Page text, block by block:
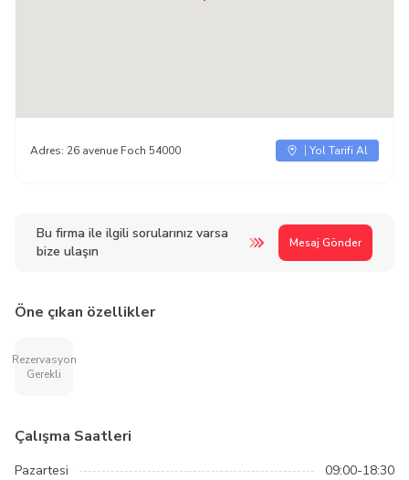
Bu firma ile ilgili sorularınız varsa
bize ulaşın
Mesaj Gönder
Adres: 26 avenue Foch 54000 Yol Tarifi Al
Öne çıkan özellikler
Rezervasyon
Gerekli
Çalışma Saatleri
Pazartesi
09:00-18:30